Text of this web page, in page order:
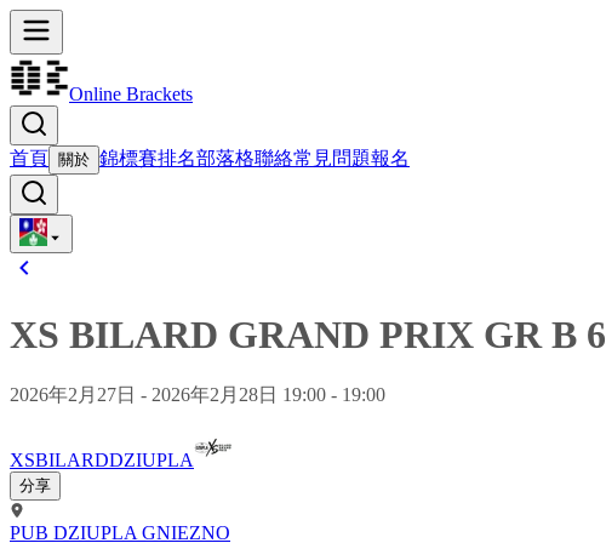
Online Brackets
首頁 關於 錦標賽排名部落格聯絡常見問題報名
XS BILARD GRAND PRIX GR B 6
2026年2月27日 - 2026年2月28日 19:00 - 19:00
XSBILARDDZIUPLA
分享
PUB DZIUPLA GNIEZNO